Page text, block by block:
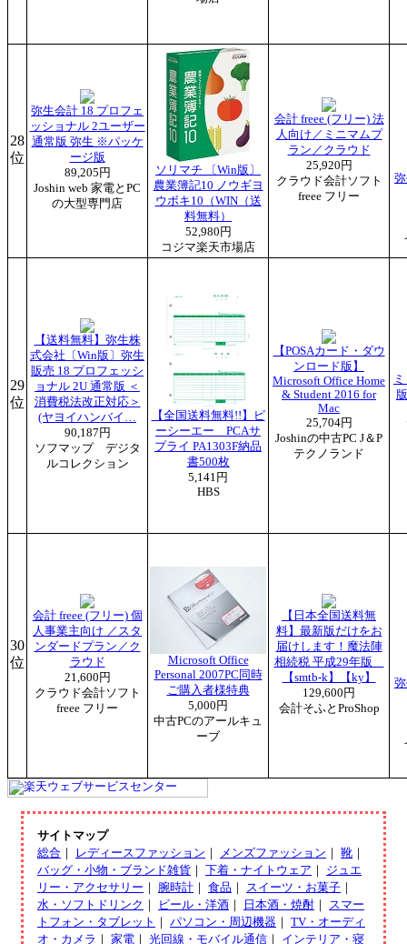
28
位
弥生会計 18 プロフェ
ッショナル 2ユーザー
通常版 弥生 ※パッケ
ージ版
89,205円
Joshin web 家電とPC
の大型専門店
ソリマチ 〔Win版〕
農業簿記10 ノウギヨ
ウボキ10（WIN（送
料無料）
52,980円
コジマ楽天市場店
会計 freee (フリー) 法
人向け／ミニマムプ
ラン／クラウド
25,920円
クラウド会計ソフト
freee フリー
29
位
【送料無料】弥生株
式会社〔Win版〕弥生
販売 18 プロフェッシ
ョナル 2U 通常版 ＜
消費税法改正対応＞
(ヤヨイハンバイ…
90,187円
ソフマップ デジタ
ルコレクション
【全国送料無料!!】ピ
ーシーエー PCAサ
プライ PA1303F納品
書500枚
5,141円
HBS
【POSAカード・ダウ
ンロード版】
Microsoft Office Home
& Student 2016 for
Mac
25,704円
Joshinの中古PC J＆P
テクノランド
30
位
会計 freee (フリー) 個
人事業主向け ／スタ
ンダードプラン／ク
ラウド
21,600円
クラウド会計ソフト
freee フリー
Microsoft Office
Personal 2007PC同時
ご購入者様特典
5,000円
中古PCのアールキュ
ーブ
【日本全国送料無
料】最新版だけをお
届けします！魔法陣
相続税 平成29年版
【smtb-k】【ky】
129,600円
会計そふとProShop
サイトマップ
総合 ｜ レディースファッション ｜ メンズファッション ｜ 靴 ｜
バッグ・小物・ブランド雑貨 ｜ 下着・ナイトウェア ｜ ジュエ
リー・アクセサリー ｜ 腕時計 ｜ 食品 ｜ スイーツ・お菓子 ｜
水・ソフトドリンク ｜ ビール・洋酒 ｜ 日本酒・焼酎 ｜ スマー
トフォン・タブレット
｜ パソコン・周辺機器 ｜ TV・オーディ
オ・カメラ ｜ 家電 ｜ 光回線・モバイル通信 ｜ インテリア・寝